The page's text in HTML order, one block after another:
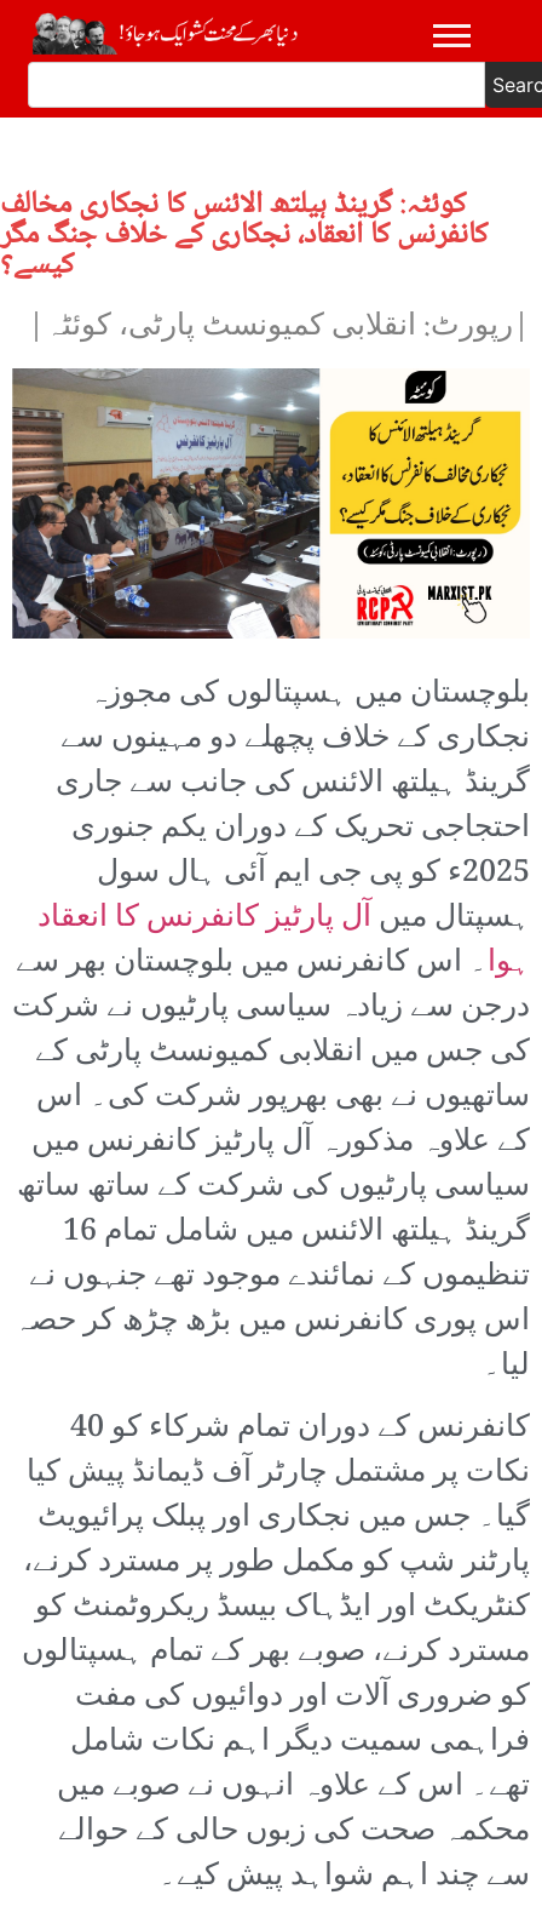
کوئٹہ: گرینڈ ہیلتھ الائنس کا نجکاری مخالف
کانفرنس کا انعقاد، نجکاری کے خلاف جنگ مگر
کیسے؟
|رپورٹ: انقلابی کمیونسٹ پارٹی، کوئٹہ|
بلوچستان میں ہسپتالوں کی مجوزہ
نجکاری کے خلاف پچھلے دو مہینوں سے
گرینڈ ہیلتھ الائنس کی جانب سے جاری
احتجاجی تحریک کے دوران یکم جنوری
2025ء کو پی جی ایم آئی ہال سول
ہسپتال میں آل پارٹیز کانفرنس کا انعقاد
ہوا۔ اس کانفرنس میں بلوچستان بھر سے
درجن سے زیادہ سیاسی پارٹیوں نے شرکت
کی جس میں انقلابی کمیونسٹ پارٹی کے
ساتھیوں نے بھی بھرپور شرکت کی۔ اس
کے علاوہ مذکورہ آل پارٹیز کانفرنس میں
سیاسی پارٹیوں کی شرکت کے ساتھ ساتھ
گرینڈ ہیلتھ الائنس میں شامل تمام 16
تنظیموں کے نمائندے موجود تھے جنہوں نے
اس پوری کانفرنس میں بڑھ چڑھ کر حصہ
لیا۔
کانفرنس کے دوران تمام شرکاء کو 40
نکات پر مشتمل چارٹر آف ڈیمانڈ پیش کیا
گیا۔ جس میں نجکاری اور پبلک پرائیویٹ
پارٹنر شپ کو مکمل طور پر مسترد کرنے،
کنٹریکٹ اور ایڈہاک بیسڈ ریکروٹمنٹ کو
مسترد کرنے، صوبے بھر کے تمام ہسپتالوں
کو ضروری آلات اور دوائیوں کی مفت
فراہمی سمیت دیگر اہم نکات شامل
تھے۔ اس کے علاوہ انہوں نے صوبے میں
محکمہ صحت کی زبوں حالی کے حوالے
سے چند اہم شواہد پیش کیے۔